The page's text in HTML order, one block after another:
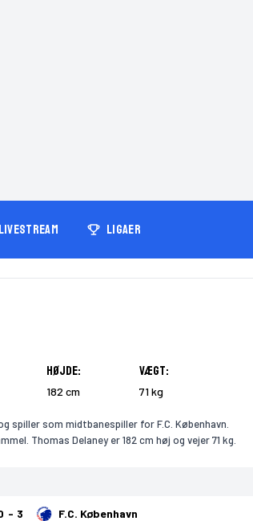
LIVESTREAM LIGAER
Højde:
182 cm
Vægt:
71 kg
spiller som midtbanespiller for F.C. København.
Thomas Delaney er 182 cm høj og vejer 71 kg.
F.C. København
3